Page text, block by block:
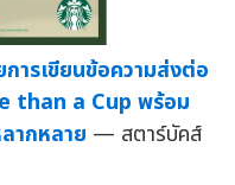
ารเขียนข้อความส่งต่อ
than a Cup พร้อม
ากหลาย — สตาร์บัคส์